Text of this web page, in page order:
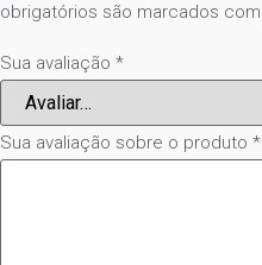
obrigatórios são marcados com
Sua avaliação *
Sua avaliação sobre o produto *